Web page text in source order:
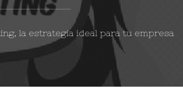
la estrategia ideal para tu empresa